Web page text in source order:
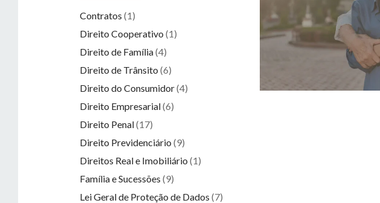
Contratos (1)
Direito Cooperativo (1)
Direito de Família(4)
Direito de Trânsito (6)
Direito do Consumidor(4)
Direito Empresarial(6)
Direito Penal(17)
Direito Previdenciário (9)
Direitos Real e Imobiliário (1)
Família e Sucessões (9)
Lei Geral de Proteção de Dados (7)